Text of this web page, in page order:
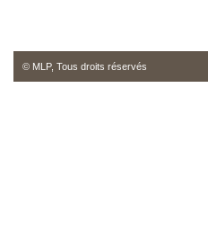
© MLP, Tous droits réservés